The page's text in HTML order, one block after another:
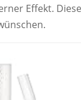
Effekt.